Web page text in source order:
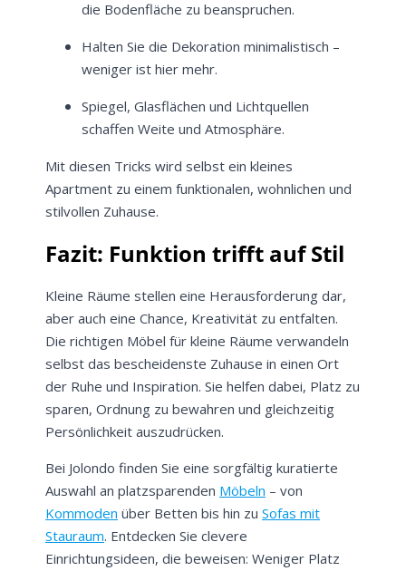
die Bodenfläche zu beanspruchen.
Halten Sie die Dekoration minimalistisch –
weniger ist hier mehr.
Spiegel, Glasflächen und Lichtquellen
schaffen Weite und Atmosphäre.
Mit diesen Tricks wird selbst ein kleines
Apartment zu einem funktionalen, wohnlichen und
stilvollen Zuhause.
Fazit: Funktion trifft auf Stil
Kleine Räume stellen eine Herausforderung dar,
aber auch eine Chance, Kreativität zu entfalten.
Die richtigen Möbel für kleine Räume verwandeln
selbst das bescheidenste Zuhause in einen Ort
der Ruhe und Inspiration. Sie helfen dabei, Platz zu
sparen, Ordnung zu bewahren und gleichzeitig
Persönlichkeit auszudrücken.
Bei Jolondo finden Sie eine sorgfältig kuratierte
Auswahl an platzsparenden Möbeln – von
Kommoden über Betten bis hin zu Sofas mit
Stauraum. Entdecken Sie clevere
Einrichtungsideen, die beweisen: Weniger Platz
auf Ihre erste Bestellung sichern!
Meinen Code senden
Bleiben Sie auf dem Laufenden über
Neuigkeiten und Angebote.
Marketingkommunikation verarbeiten. Lesen Sie unsere
Datenschutzrichtlinie.